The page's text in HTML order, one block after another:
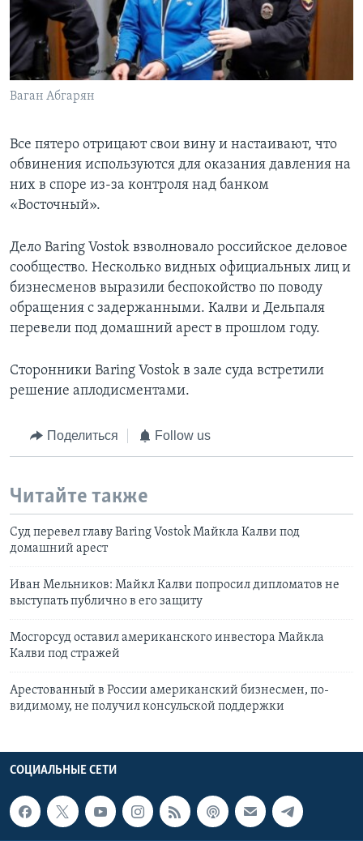
Ваган Абгарян
Все пятеро отрицают свои вину и настаивают, что
обвинения используются для оказания давления на
них в споре из-за контроля над банком
«Восточный».
Дело Baring Vostok взволновало российское деловое
сообщество. Несколько видных официальных лиц и
бизнесменов выразили беспокойство по поводу
обращения с задержанными. Калви и Дельпаля
перевели под домашний арест в прошлом году.
Сторонники Baring Vostok в зале суда встретили
решение аплодисментами.
Поделиться Follow us
Читайте также
Суд перевел главу Baring Vostok Майкла Калви под
домашний арест
Иван Мельников: Майкл Калви попросил дипломатов не
выступать публично в его защиту
Мосгорсуд оставил американского инвестора Майкла
Калви под стражей
Арестованный в России американский бизнесмен, по-
видимому, не получил консульской поддержки
СОЦИАЛЬНЫЕ СЕТИ